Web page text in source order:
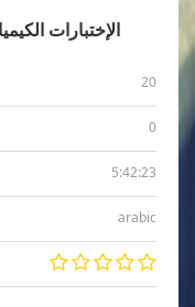
الإختبارات
20
0
5:42:23
arabic